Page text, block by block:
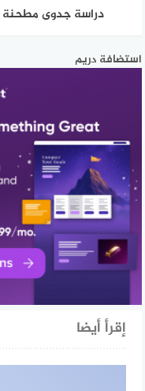
دراسة جدوى
استضافة دريم
إقرأ أيضا